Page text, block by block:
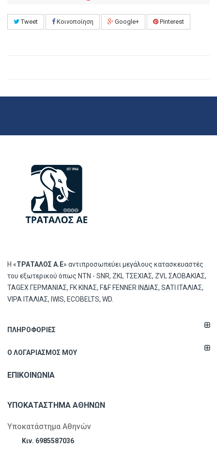
Tweet Κοινοποίηση Google+ Pinterest
Η «ΤΡΑΤΑΛΟΣ Α.Ε» αντιπροσωπεύει μεγάλους κατασκευαστές
του εξωτερικού όπως ΝΤΝ - SNR, ZKL ΤΣΕΧΙΑΣ, ZVL ΣΛΟΒΑΚΙΑΣ,
TAGEX ΓΕΡΜΑΝΙΑΣ, FK ΚΙΝΑΣ, F&F FENNER ΙΝΔΙΑΣ, SATI ΙΤΑΛΙΑΣ,
VIPA ΙΤΑΛΙΑΣ, IWIS, ECOBELTS, WD.
ΠΛΗΡΟΦΟΡΊΕΣ
Ο ΛΟΓΑΡΙΑΣΜΌΣ ΜΟΥ
ΕΠΙΚΟΙΝΩΝΊΑ
ΥΠΟΚΑΤΆΣΤΗΜΑ ΑΘΗΝΏΝ
Υποκατάστημα Αθηνών
Κιν. 6985587036